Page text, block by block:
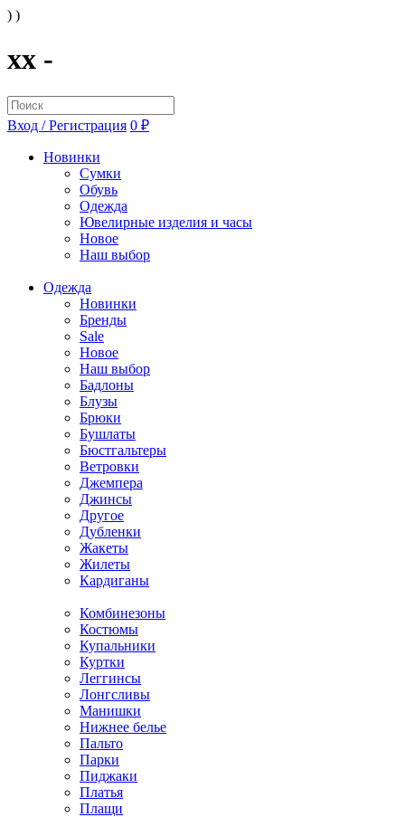
) )
xx -
Вход / Регистрация 0 ₽
Новинки
Сумки
Обувь
Одежда
Ювелирные изделия и часы
Новое
Наш выбор
Одежда
Новинки
Бренды
Sale
Новое
Наш выбор
Бадлоны
Блузы
Брюки
Бушлаты
Бюстгальтеры
Ветровки
Джемпера
Джинсы
Другое
Дубленки
Жакеты
Жилеты
Кардиганы
Комбинезоны
Костюмы
Купальники
Куртки
Леггинсы
Лонгсливы
Манишки
Нижнее белье
Пальто
Парки
Пиджаки
Платья
Плащи